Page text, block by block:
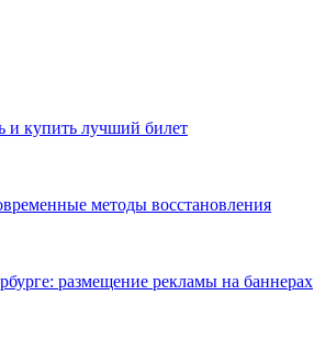
и купить лучший билет
методы восстановления
размещение рекламы на баннерах